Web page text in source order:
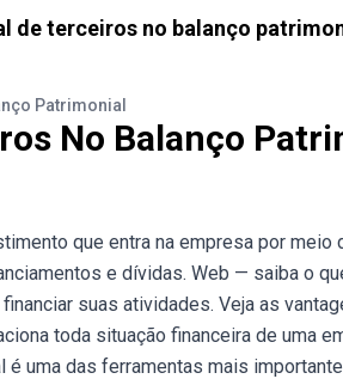
de terceiros no balanço
Patrimonial
No Balanço
que entra na empresa por
e dívidas. Web — saiba o
suas atividades. Veja as
toda situação financeira de uma
é uma das ferramentas mais